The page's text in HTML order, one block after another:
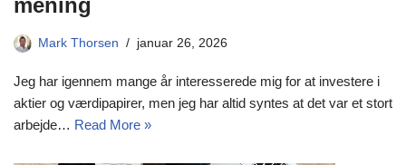
mening
Mark Thorsen januar 26, 2026
Jeg har igennem mange år interesserede mig for at investere i
aktier og værdipapirer, men jeg har altid syntes at det var et stort
arbejde… Read More »